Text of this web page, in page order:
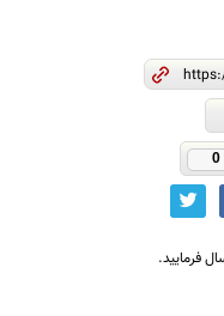
0
فرمایید.